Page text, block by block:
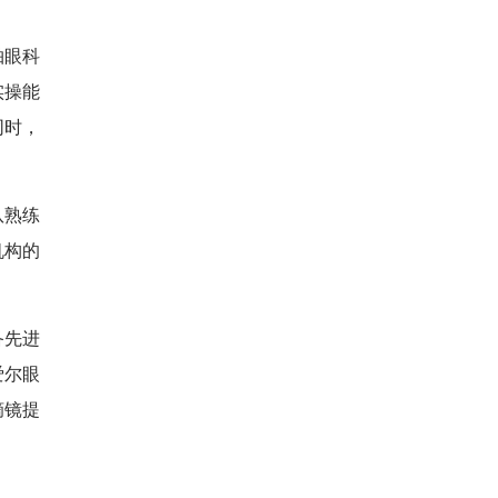
科
操能
，
练
的
进
眼
提